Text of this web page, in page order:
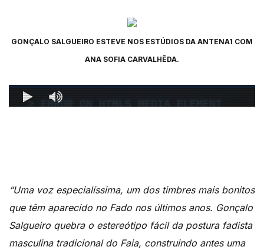
GONÇALO SALGUEIRO ESTEVE NOS ESTÚDIOS DA ANTENA1 COM
ANA SOFIA CARVALHÊDA.
“Uma voz especialíssima, um dos timbres mais bonitos
que têm aparecido no Fado nos últimos anos. Gonçalo
Salgueiro quebra o estereótipo fácil da postura fadista
masculina tradicional do Faia, construindo antes uma